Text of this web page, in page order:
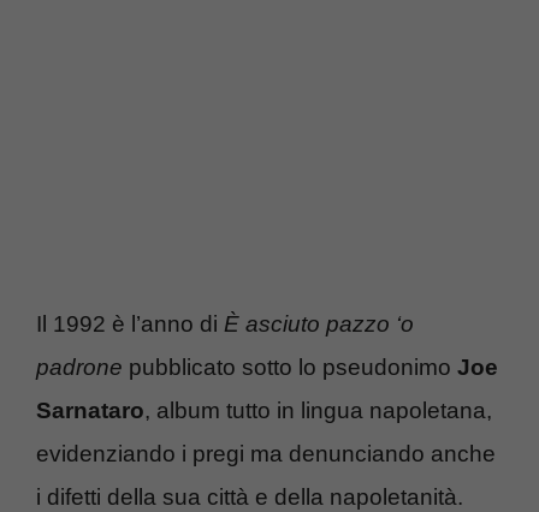
Il 1992 è l’anno di È asciuto pazzo ‘o
padrone pubblicato sotto lo pseudonimo Joe
Sarnataro, album tutto in lingua napoletana,
evidenziando i pregi ma denunciando anche
i difetti della sua città e della napoletanità.